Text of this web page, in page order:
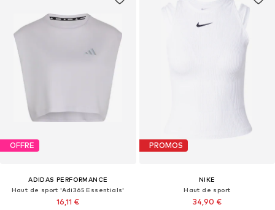
OFFRE
ADIDAS PERFORMANCE
Haut de sport 'Adi365 Essentials'
16,11 €
PROMOS
NIKE
Haut de sport
34,90 €